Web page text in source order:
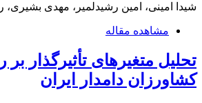
شیدا امینی، امین رشیدلمیر، مهدی
مشاهده مقاله
تحلیل متغیرهای تأثیرگذار بر
کشاورزان دامدار ایران